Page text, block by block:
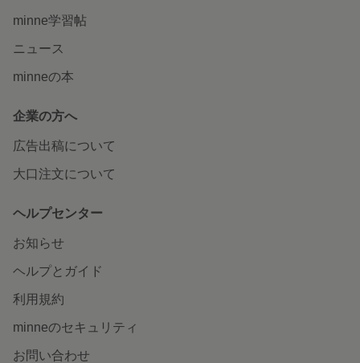
minne学習帖
ニュース
minneの本
企業の方へ
広告出稿について
大口注文について
ヘルプセンター
お知らせ
ヘルプとガイド
利用規約
minneのセキュリティ
お問い合わせ